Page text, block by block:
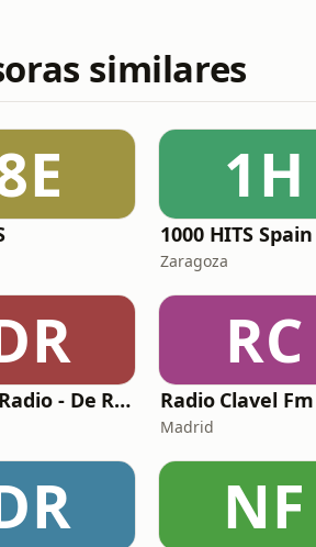
similares
1H
1000 HITS Spain
Zaragoza
Deluxe Radio - De Rumbas
RC
Radio Clavel Fm
Madrid
NF